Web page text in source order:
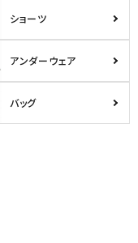
ショーツ
アンダーウェア
バッグ